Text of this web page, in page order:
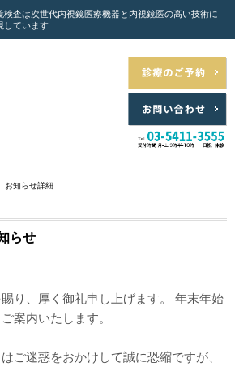
査は次世代内視鏡医療機器と 内視鏡医の高い技術に
しています
お知らせ詳細
らせ
り、厚く御礼申し上げます。 年末年始
案内いたします。
ご迷惑をおかけして誠に恐縮ですが、